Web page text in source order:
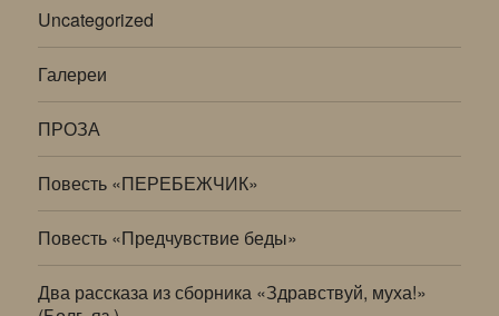
Uncategorized
Галереи
ПРОЗА
Повесть «ПЕРЕБЕЖЧИК»
Повесть «Предчувствие беды»
Два рассказа из сборника «Здравствуй, муха!»